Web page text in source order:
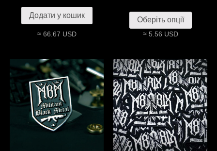
Додати у кошик
≈ 66.67 USD
Оберіть опції
≈ 5.56 USD